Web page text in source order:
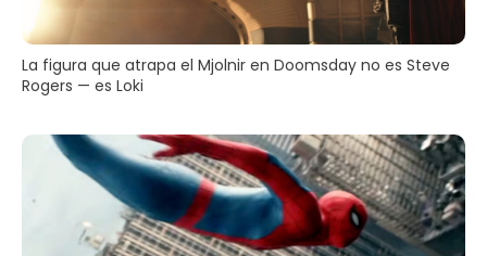
La figura que atrapa el Mjolnir en Doomsday no es Steve
Rogers — es Loki